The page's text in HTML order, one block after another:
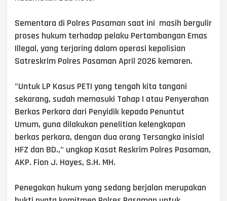
Sementara di Polres Pasaman saat ini masih bergulir
proses hukum terhadap pelaku Pertambangan Emas
Illegal, yang terjaring dalam operasi kepolisian
Satreskrim Polres Pasaman April 2026 kemaren.
"Untuk LP Kasus PETI yang tengah kita tangani
sekarang, sudah memasuki Tahap I atau Penyerahan
Berkas Perkara dari Penyidik kepada Penuntut
Umum, guna dilakukan penelitian kelengkapan
berkas perkara, dengan dua orang Tersangka inisial
HFZ dan BD.," ungkap Kasat Reskrim Polres Pasaman,
AKP. Fion J. Hayes, S.H. MH.
Penegakan hukum yang sedang berjalan merupakan